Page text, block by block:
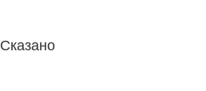
Сказано